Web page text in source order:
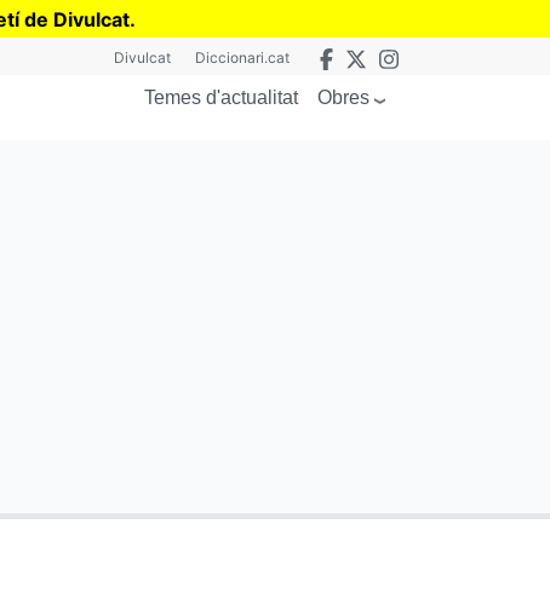
de Divulcat.
Divulcat Diccionari.cat
Temes d'actualitat Obres